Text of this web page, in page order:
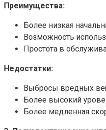
Преимущества:
Более низкая
Возможность
Простота в
Недостатки:
Выбросы вредных
Более высокий
Более медленная